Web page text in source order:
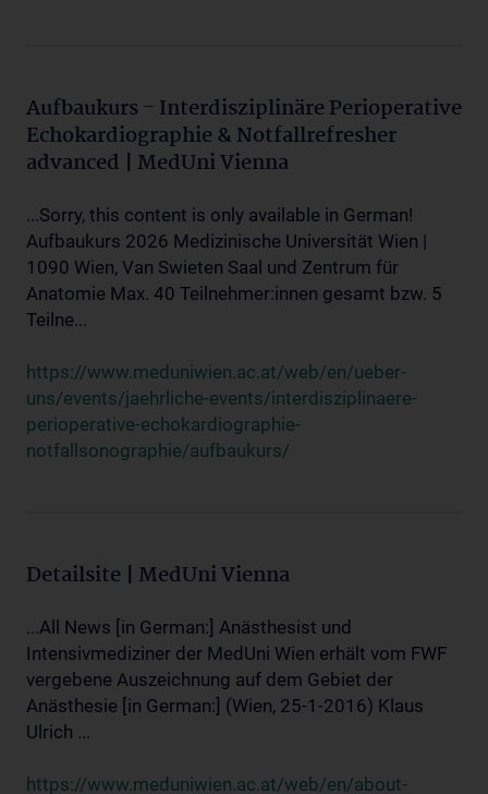
Aufbaukurs - Interdisziplinäre Perioperative
Echokardiographie & Notfallrefresher
advanced | MedUni Vienna
...Sorry, this content is only available in German!
Aufbaukurs 2026 Medizinische Universität Wien |
1090 Wien, Van Swieten Saal und Zentrum für
Anatomie Max. 40 Teilnehmer:innen gesamt bzw. 5
Teilne...
https://www.meduniwien.ac.at/web/en/ueber-
uns/events/jaehrliche-events/interdisziplinaere-
perioperative-echokardiographie-
notfallsonographie/aufbaukurs/
Detailsite | MedUni Vienna
...All News [in German:] Anästhesist und
Intensivmediziner der MedUni Wien erhält vom FWF
vergebene Auszeichnung auf dem Gebiet der
Anästhesie [in German:] (Wien, 25-1-2016) Klaus
Ulrich ...
https://www.meduniwien.ac.at/web/en/about-